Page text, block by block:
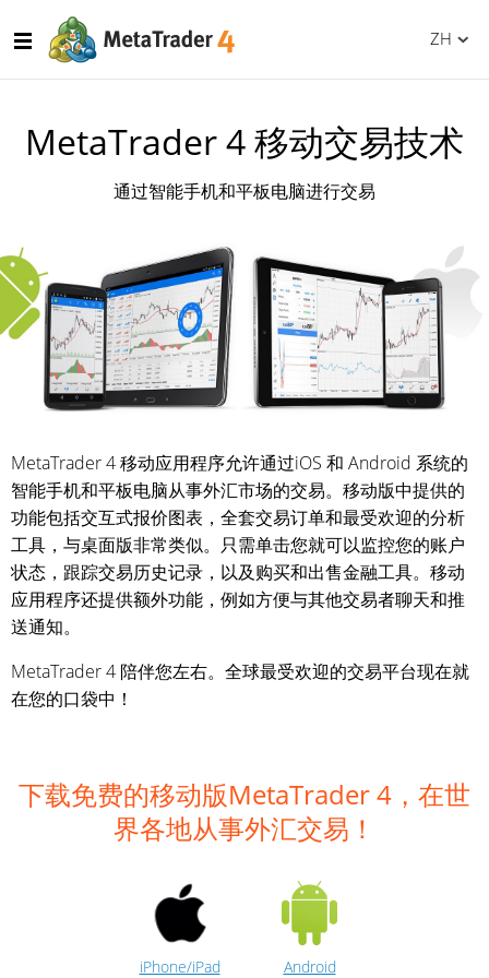
ZH
MetaTrader 4 移动交易技术
通过智能手机和平板电脑进行交易
MetaTrader 4 移动应用程序允许通过iOS 和 Android 系统的
智能手机和平板电脑从事外汇市场的交易。移动版中提供的
功能包括交互式报价图表，全套交易订单和最受欢迎的分析
工具，与桌面版非常类似。只需单击您就可以监控您的账户
状态，跟踪交易历史记录，以及购买和出售金融工具。移动
应用程序还提供额外功能，例如方便与其他交易者聊天和推
送通知。
MetaTrader 4 陪伴您左右。全球最受欢迎的交易平台现在就
在您的口袋中！
下载免费的移动版MetaTrader 4，在世
界各地从事外汇交易！
iPhone/iPad Android